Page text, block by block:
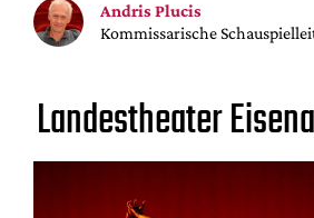
Andris Plucis
Kommissarische
Landestheater